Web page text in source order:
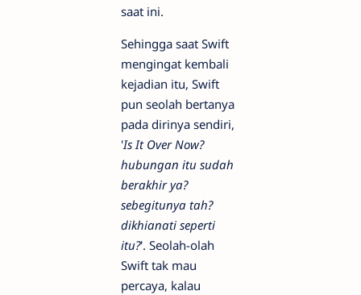
saat ini.
Sehingga saat Swift
mengingat kembali
kejadian itu, Swift
pun seolah bertanya
pada dirinya sendiri,
'Is It Over Now?
hubungan itu sudah
berakhir ya?
sebegitunya tah?
dikhianati seperti
itu?'. Seolah-olah
Swift tak mau
percaya, kalau